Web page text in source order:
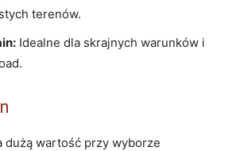
terenów.
Idealne dla skrajnych warunków i
‌dużą ⁣wartość⁢ przy wyborze